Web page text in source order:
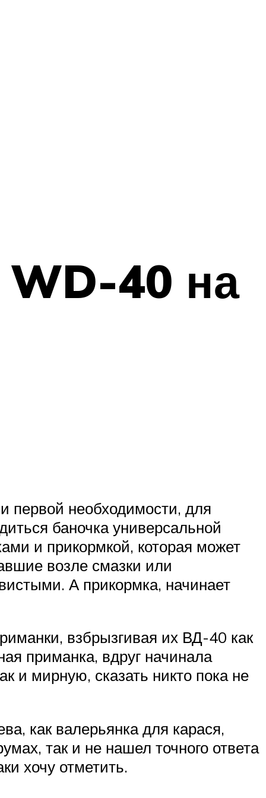
WD-40 на
первой необходимости, для
баночка универсальной
и прикормкой, которая может
возле смазки или
А прикормка, начинает
взбрызгивая их ВД-40 как
приманка, вдруг начинала
и мирную, сказать никто пока не
как валерьянка для карася,
так и не нашел точного ответа
хочу отметить.